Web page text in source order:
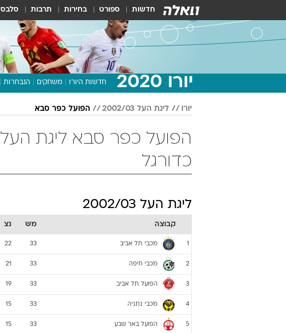
חדשות ספורט בחירות תרבות סלבס
יורו 2020 חדשות היורו משחקים הנבחרות
יורו ליגת העל 2002/03 הפועל כפר סבא
כדורגל
ליגת העל 2002/03
קבוצה מש נצ
1 מכבי תל אביב 33
22
2 מכבי חיפה 33
21
3 הפועל תל אביב 33
19
4 מכבי נתניה 33
15
5 הפועל באר שבע 33
15